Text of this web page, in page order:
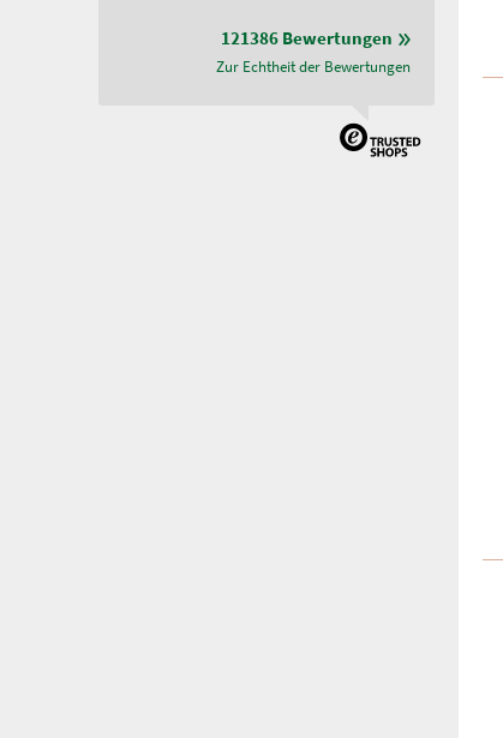
121386 Bewertungen
Zur Echtheit der Bewertungen